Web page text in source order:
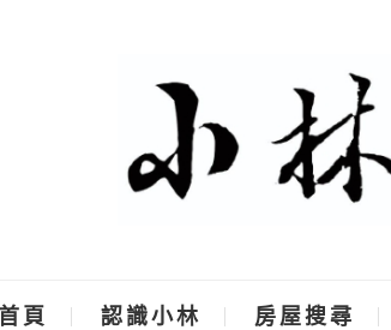
首頁 認識小林 房屋搜尋